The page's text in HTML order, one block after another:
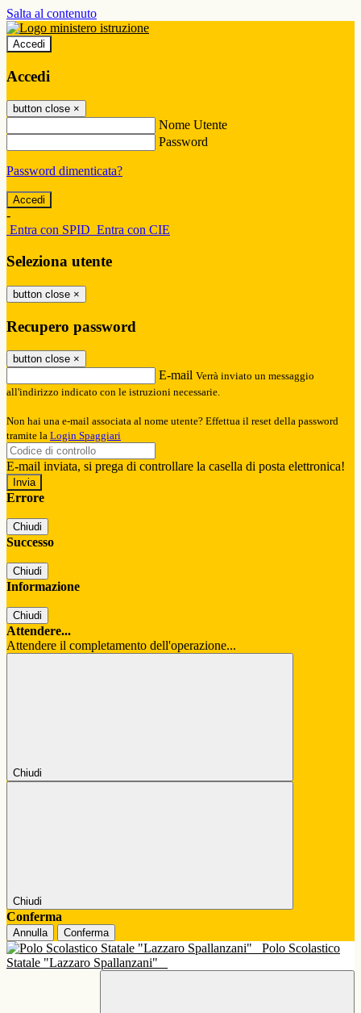
Salta al contenuto
Accedi
Accedi
button close ×
Nome Utente
Password
Password dimenticata?
-
Entra con SPID Entra con CIE
Seleziona utente
button close ×
Recupero password
button close ×
E-mail Verrà inviato un messaggio
all'indirizzo indicato con le istruzioni necessarie.
Non hai una e-mail associata al nome utente? Effettua il reset della password
tramite la Login Spaggiari
E-mail inviata, si prega di controllare la casella di posta elettronica!
Errore
Chiudi
Successo
Chiudi
Informazione
Chiudi
Attendere...
Attendere il completamento dell'operazione...
Chiudi
Chiudi
Conferma
Annulla Conferma
Polo Scolastico
Statale "Lazzaro Spallanzani"